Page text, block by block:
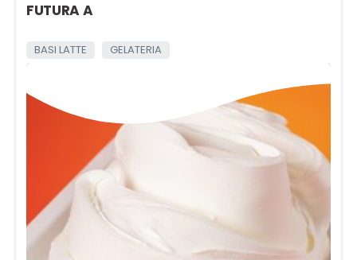
FUTURA A
BASI LATTE GELATERIA